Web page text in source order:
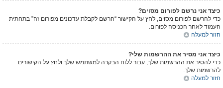
כיצד אני נרשם לפורום מסוים?
כדי להרשם לפורום מסוים, לחץ על הקישור “הרשם לקבלת עדכונים מפורום זה” בתחתית
העמוד לאחר הכניסה לפורום.
חזור למעלה
כיצד אני מסיר את ההרשמות שלי?
כדי להסיר את ההרשמות שלך, עבור ללוח הבקרה למשתמש שלך ולחץ על הקישורים
להרשמות שלך.
חזור למעלה